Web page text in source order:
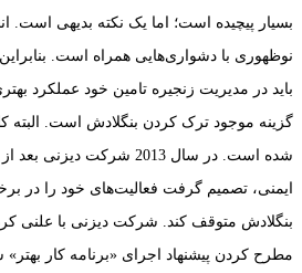
بسیار پیچیده است؛ اما یک نکته بدیهی است.
باید در مدیریت زنجیره تامین خود عملکرد
گزینه موجود ترک کردن بنگلادش است. البته
شده است. در سال 2013
ایمنی، تصمیم گرفت فعالیت‌های خود را در
بنگلادش متوقف کند. شرکت دیزنی با علنی
مطرح کردن پیشنهاد اجرای «برنامه کار بهتر»